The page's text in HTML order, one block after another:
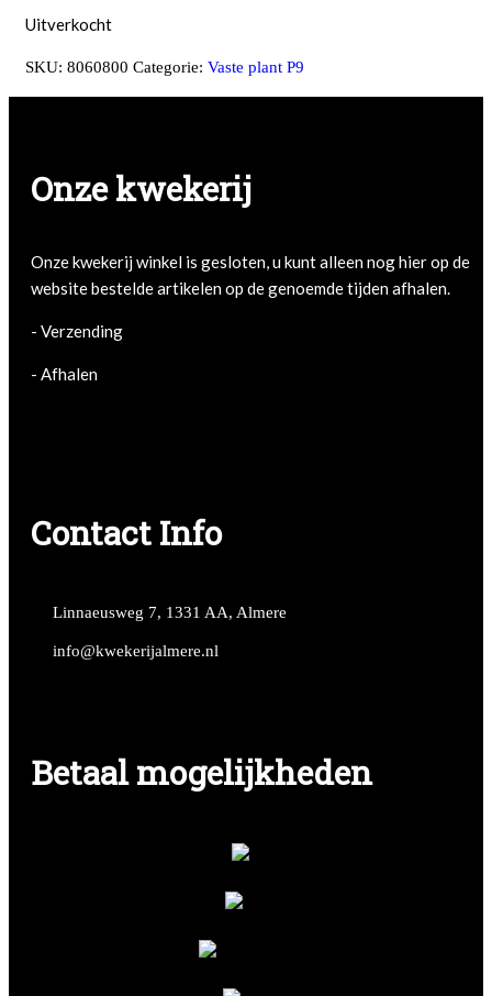
Uitverkocht
SKU: 8060800 Categorie: Vaste plant P9
Onze kwekerij
Onze kwekerij winkel is gesloten, u kunt alleen nog hier op de
website bestelde artikelen op de genoemde tijden afhalen.
- Verzending
- Afhalen
Contact Info
Linnaeusweg 7, 1331 AA, Almere
info@kwekerijalmere.nl
Betaal mogelijkheden